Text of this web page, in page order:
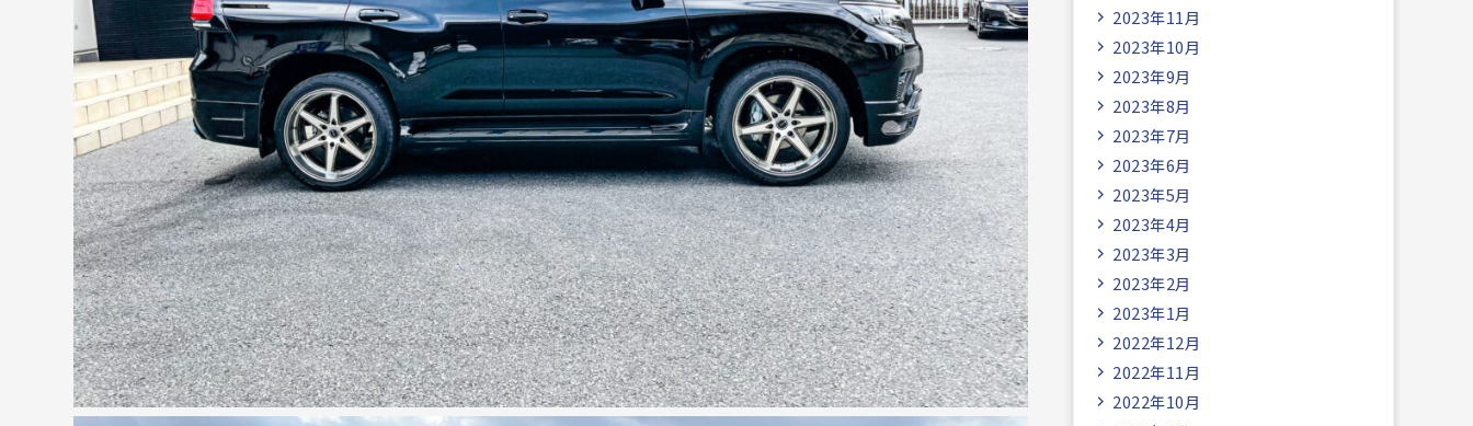
2023年11月
2023年10月
2023年9月
2023年8月
2023年7月
2023年6月
2023年5月
2023年4月
2023年3月
2023年2月
2023年1月
2022年12月
2022年11月
2022年10月